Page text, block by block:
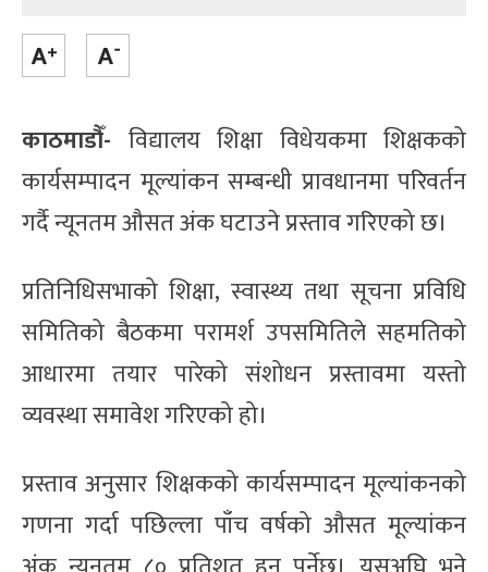
काठमाडौँ- विद्यालय शिक्षा विधेयकमा शिक्षकको
कार्यसम्पादन मूल्यांकन सम्बन्धी प्रावधानमा परिवर्तन
गर्दै न्यूनतम औसत अंक घटाउने प्रस्ताव गरिएको छ।
प्रतिनिधिसभाको शिक्षा, स्वास्थ्य तथा सूचना प्रविधि
समितिको बैठकमा परामर्श उपसमितिले सहमतिको
आधारमा तयार पारेको संशोधन प्रस्तावमा यस्तो
व्यवस्था समावेश गरिएको हो।
प्रस्ताव अनुसार शिक्षकको कार्यसम्पादन मूल्यांकनको
गणना गर्दा पछिल्ला पाँच वर्षको औसत मूल्यांकन